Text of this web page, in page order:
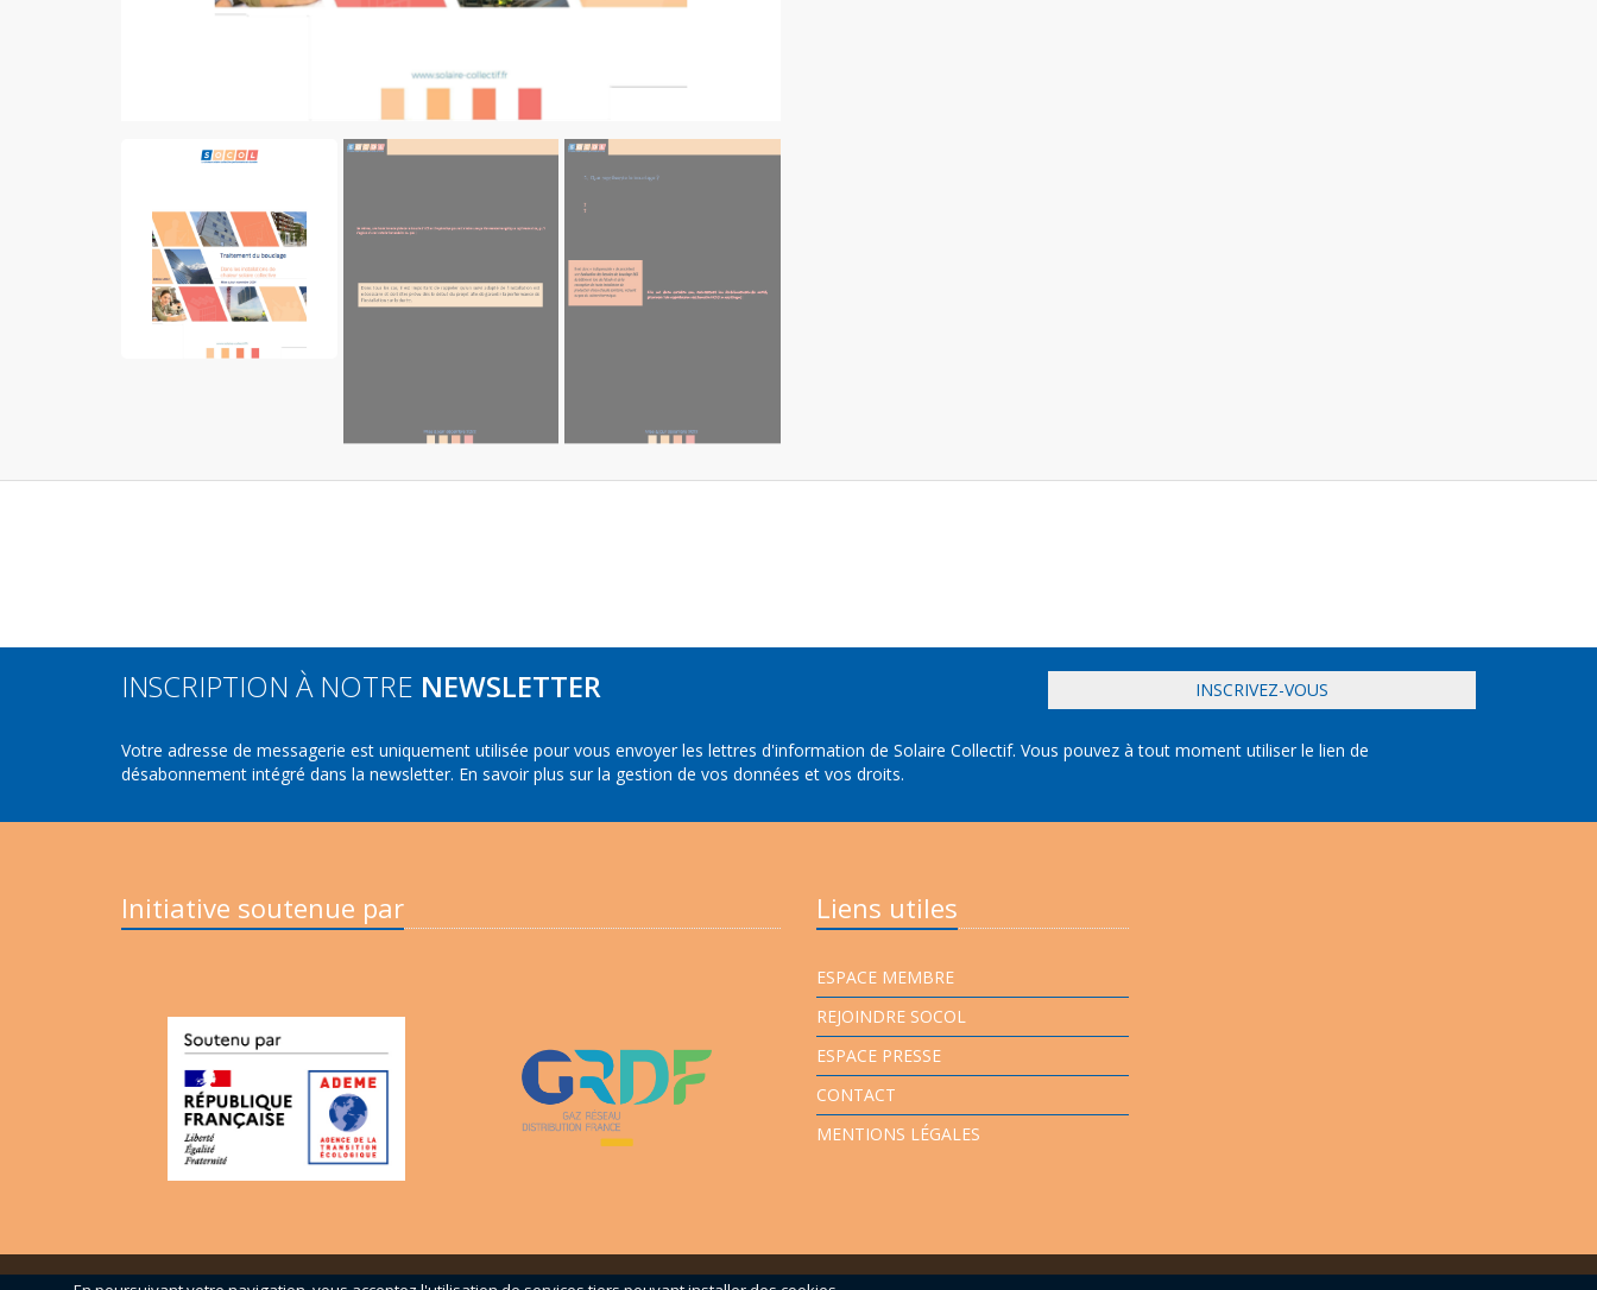
INSCRIPTION À NOTRE NEWSLETTER INSCRIVEZ-VOUS
Votre adresse de messagerie est uniquement utilisée pour vous envoyer les lettres d'information de Solaire Collectif. Vous pouvez à tout moment utiliser le lien de
désabonnement intégré dans la newsletter. En savoir plus sur la gestion de vos données et vos droits.
Initiative soutenue par Liens utiles
ESPACE MEMBRE
REJOINDRE SOCOL
ESPACE PRESSE
CONTACT
MENTIONS LÉGALES